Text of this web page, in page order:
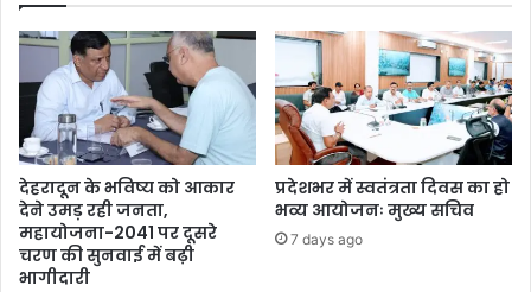
देहरादून के भविष्य को आकार
देने उमड़ रही जनता,
महायोजना-2041 पर दूसरे
चरण की सुनवाई में बढ़ी
भागीदारी
प्रदेशभर में स्वतंत्रता दिवस का हो
भव्य आयोजनः मुख्य सचिव
7 days ago